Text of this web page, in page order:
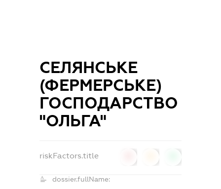
СЕЛЯНСЬКЕ
(ФЕРМЕРСЬКЕ)
ГОСПОДАРСТВО
"ОЛЬГА"
riskFactors.title
dossier.fullName: